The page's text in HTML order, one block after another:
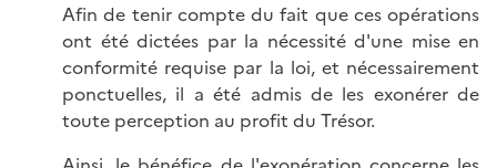
Afin de tenir compte du fait que ces opérations
ont été dictées par la nécessité d'une mise en
conformité requise par la loi, et nécessairement
ponctuelles, il a été admis de les exonérer de
toute perception au profit du Trésor.